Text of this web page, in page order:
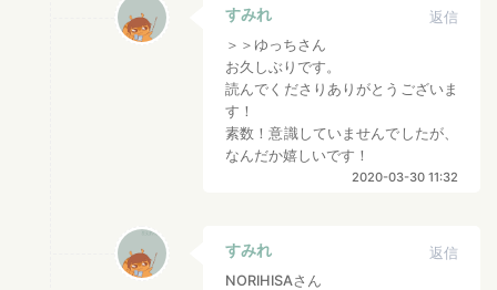
すみれ
返信
＞＞ゆっちさん
お久しぶりです。
読んでくださりありがとうございま
す！
素数！意識していませんでしたが、
なんだか嬉しいです！
2020-03-30 11:32
すみれ
返信
NORIHISAさん